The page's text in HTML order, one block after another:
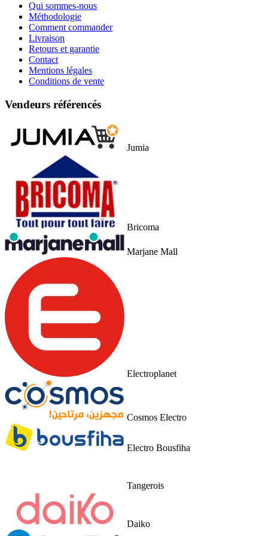
Qui sommes-nous
Méthodologie
Comment commander
Livraison
Retours et garantie
Contact
Mentions légales
Conditions de vente
Vendeurs référencés
Jumia
Bricoma
Marjane Mall
Electroplanet
Cosmos Electro
Electro Bousfiha
Tangerois
Daiko